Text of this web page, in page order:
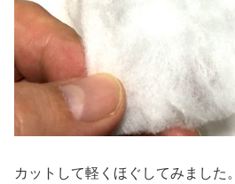
カットして軽くほぐしてみました。